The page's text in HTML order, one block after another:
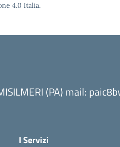
4.0 Italia.
(PA) mail:
I Servizi